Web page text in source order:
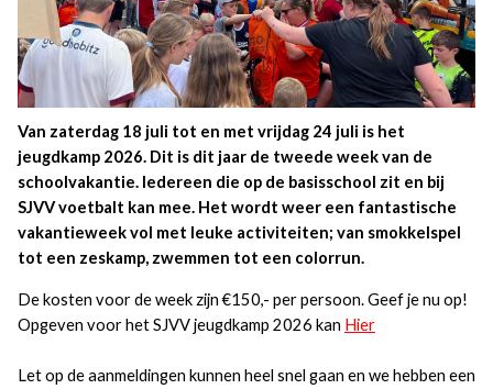
Van zaterdag 18 juli tot en met vrijdag 24 juli is het
jeugdkamp 2026. Dit is dit jaar de tweede week van de
schoolvakantie. Iedereen die op de basisschool zit en bij
SJVV voetbalt kan mee. Het wordt weer een fantastische
vakantieweek vol met leuke activiteiten; van smokkelspel
tot een zeskamp, zwemmen tot een colorrun.
De kosten voor de week zijn €150,- per persoon. Geef je nu op!
Opgeven voor het SJVV jeugdkamp 2026 kan Hier
Let op de aanmeldingen kunnen heel snel gaan en we hebben een